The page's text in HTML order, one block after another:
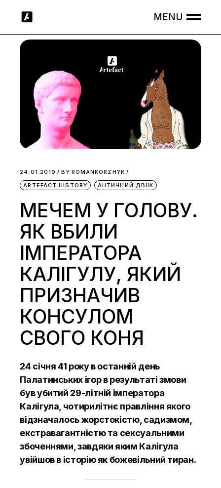
24.01.2019 BY ROMANKORZHYK
ARTEFACT.HISTORY
АНТИЧНИЙ ДВІЖ
МЕЧЕМ У ГОЛОВУ.
ЯК ВБИЛИ
ІМПЕРАТОРА
КАЛІГУЛУ, ЯКИЙ
ПРИЗНАЧИВ
КОНСУЛОМ
СВОГО КОНЯ
24 січня 41 року в останній день
Палатинських ігор в результаті змови
був убитий 29-літній імператора
Калігула, чотирилітнє правління якого
відзначалось жорстокістю, садизмом,
екстравагантністю та сексуальними
збоченнями, завдяки яким Калігула
увійшов в історію як божевільний тиран.